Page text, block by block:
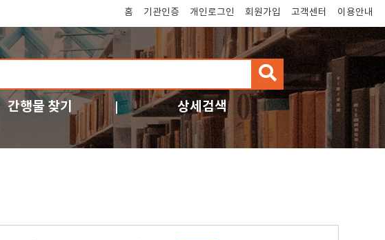
홈 기관인증 개인로그인 회원가입 고객센터 이용안내
검
색
간행물 찾기 상세검색